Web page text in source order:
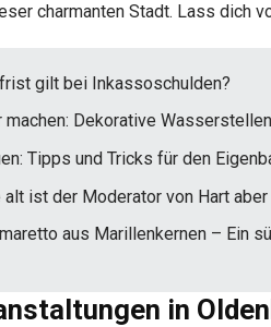
charmanten Stadt. Lass dich
gilt bei Inkassoschulden?
Dekorative
Tipps und Tricks für den
alt ist der Moderator von Hart
aus Marillenkernen – Ein
in